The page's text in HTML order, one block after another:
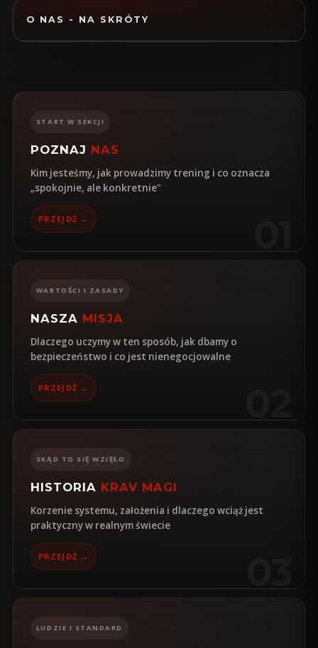
O NAS - NA SKRÓTY
START W SEKCJI
POZNAJ NAS
Kim jesteśmy, jak prowadzimy trening i co oznacza
„spokojnie, ale konkretnie"
PRZEJDŹ →
WARTOŚCI I ZASADY
NASZA MISJA
Dlaczego uczymy w ten sposób, jak dbamy o
bezpieczeństwo i co jest nienegocjowalne
PRZEJDŹ →
SKĄD TO SIĘ WZIĘŁO
HISTORIA KRAV MAGI
Korzenie systemu, założenia i dlaczego wciąż jest
praktyczny w realnym świecie
PRZEJDŹ →
LUDZIE I STANDARD